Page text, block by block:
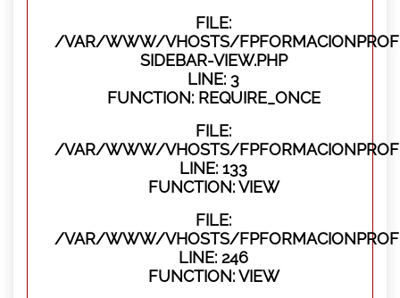
FILE:
/VAR/WWW/VHOSTS/
SIDEBAR-VIEW.PHP
LINE: 3
FUNCTION: REQUIRE_ONCE
FILE:
/VAR/WWW/VHOSTS/
LINE: 133
FUNCTION: VIEW
FILE:
/VAR/WWW/VHOSTS/
LINE: 246
FUNCTION: VIEW